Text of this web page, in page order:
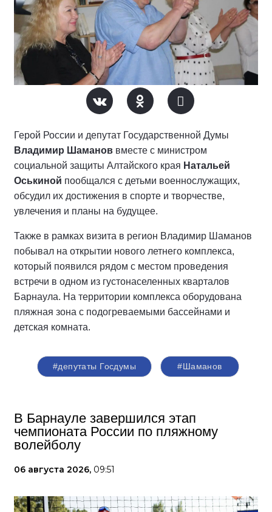
Герой России и депутат Государственной Думы
Владимир Шаманов вместе с министром
социальной защиты Алтайского края Натальей
Оськиной пообщался с детьми военнослужащих,
обсудил их достижения в спорте и творчестве,
увлечения и планы на будущее.
Также в рамках визита в регион Владимир Шаманов
побывал на открытии нового летнего комплекса,
который появился рядом с местом проведения
встречи в одном из густонаселенных кварталов
Барнаула. На территории комплекса оборудована
пляжная зона с подогреваемыми бассейнами и
детская комната.
#депутаты Госдумы #Шаманов
В Барнауле завершился этап
чемпионата России по пляжному
волейболу
06 августа 2026, 09:51